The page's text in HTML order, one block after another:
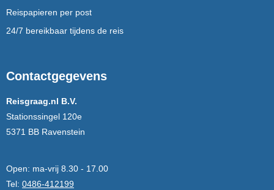
Reispapieren per post
24/7 bereikbaar tijdens de reis
Contactgegevens
Reisgraag.nl B.V.
Stationssingel 120e
5371 BB Ravenstein
Open: ma-vrij 8.30 - 17.00
Tel: 0486-412199